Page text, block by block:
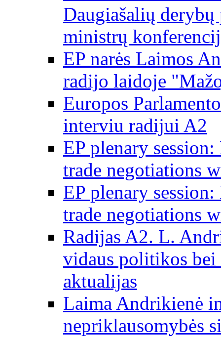
Daugiašalių derybų
ministrų
EP narės Laimos
radijo laidoje
Europos
interviu radijui A2
EP plenary
trade negotiations
EP plenary
trade negotiations
Radijas A2. L.
vidaus politikos bei
aktualijas
Laima Andrikienė
nepriklausomybės